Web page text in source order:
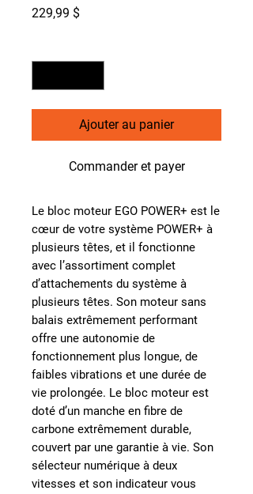
229,99 $Prix
Ajouter au panier
Commander et payer
Le bloc moteur EGO POWER+ est le
cœur de votre système POWER+ à
plusieurs têtes, et il fonctionne
avec l’assortiment complet
d’attachements du système à
plusieurs têtes. Son moteur sans
balais extrêmement performant
offre une autonomie de
fonctionnement plus longue, de
faibles vibrations et une durée de
vie prolongée. Le bloc moteur est
doté d’un manche en fibre de
carbone extrêmement durable,
couvert par une garantie à vie. Son
sélecteur numérique à deux
vitesses et son indicateur vous